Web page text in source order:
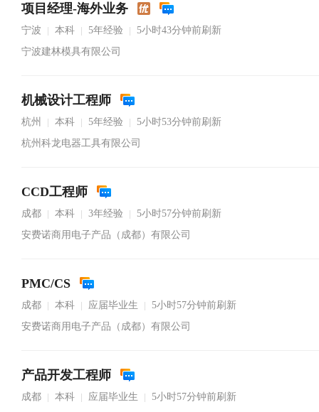
项目经理-海外业务
宁波 本科 5年经验
5小时43分钟前刷新
宁波建林模具有限公司
机械设计工程师
杭州 本科 5年经验
5小时53分钟前刷新
杭州科龙电器工具有限公司
CCD工程师
成都 本科 3年经验
5小时57分钟前刷新
安费诺商用电子产品（成都）有限公司
PMC/CS
成都 本科 应届毕业生
5小时57分钟前刷新
安费诺商用电子产品（成都）有限公司
产品开发工程师
成都 本科 应届毕业生
5小时57分钟前刷新